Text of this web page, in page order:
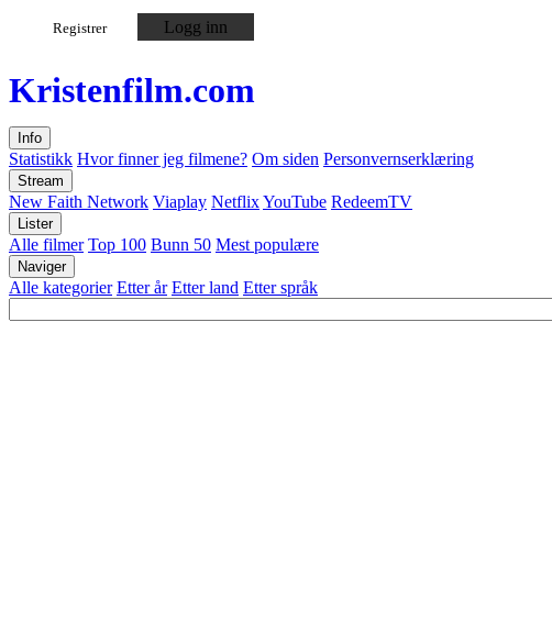
Registrer Logg inn
Kristenfilm.com
Info
Statistikk Hvor finner jeg filmene? Om siden Personvernserklæring
Stream
New Faith Network Viaplay NetflixYouTube RedeemTV
Lister
Alle filmer Top 100 Bunn 50 Mest populære
Naviger
Alle kategorier Etter år Etter land Etter språk